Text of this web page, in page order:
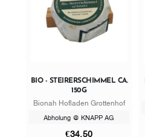
BIO - STEIRERSCHIMMEL CA.
150G
Bionah Hofladen Grottenhof
Abholung @ KNAPP AG
€34,50